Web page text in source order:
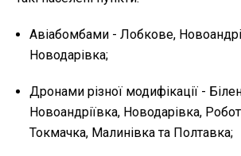
Авіабомбами - Лобкове,
Новодарівка;
Дронами різної модифікації -
Новоандріївка, Новодарівка,
Токмачка, Малинівка та Полтавка;